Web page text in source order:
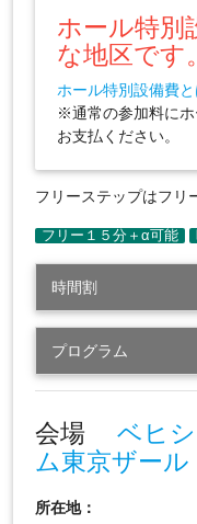
ホール特別
な地区です。
ホール特別設備費と
※通常の参加料に
お支払ください。
フリーステップはフリ
時間割
プログラム
会場 ベヒ
ム東京ザール
所在地：